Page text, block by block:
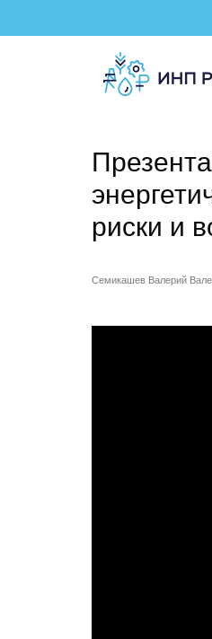
риски и
Семикашев Валерий